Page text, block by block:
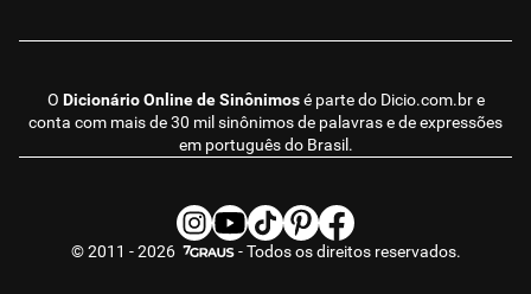
O Dicionário Online de Sinônimosé parte do Dicio.com.bre
conta com mais de 30 mil sinônimos de palavras e de expressões
em português do Brasil.
© 2011 - 2026 - Todos os direitos reservados.